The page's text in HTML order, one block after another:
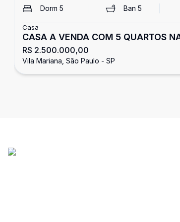
Dorm 5 Ban5
Casa
CASA A VENDA COM 5 QUARTOS NA VILA
MARIANA
R$ 2.500.000,00
Vila Mariana, São Paulo - SP